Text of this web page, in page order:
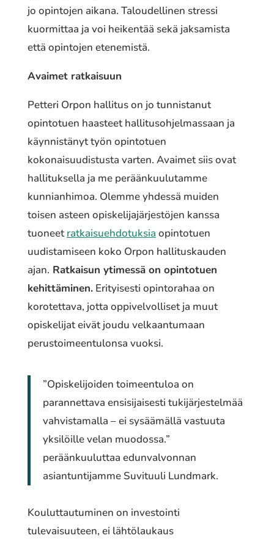
jo opintojen aikana. Taloudellinen stressi
kuormittaa ja voi heikentää sekä jaksamista
että opintojen etenemistä.
Avaimet ratkaisuun
Petteri Orpon hallitus on jo tunnistanut
opintotuen haasteet hallitusohjelmassaan ja
käynnistänyt työn opintotuen
kokonaisuudistusta varten. Avaimet siis ovat
hallituksella ja me peräänkuulutamme
kunnianhimoa. Olemme yhdessä muiden
toisen asteen opiskelijajärjestöjen kanssa
tuoneetratkaisuehdotuksia opintotuen
uudistamiseen koko Orpon hallituskauden
ajan. Ratkaisun ytimessä on opintotuen
kehittäminen.Erityisesti opintorahaa on
korotettava, jotta oppivelvolliset ja muut
opiskelijat eivät joudu velkaantumaan
perustoimeentulonsa vuoksi.
”Opiskelijoiden toimeentuloa on
parannettava ensisijaisesti tukijärjestelmää
vahvistamalla – ei sysäämällä vastuuta
yksilöille velan muodossa.”
peräänkuuluttaa edunvalvonnan
asiantuntijamme Suvituuli Lundmark.
Kouluttautuminen on investointi
tulevaisuuteen, ei lähtölaukaus